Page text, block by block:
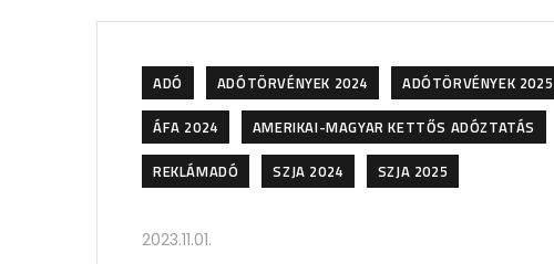
ADÓ ADÓTÖRVÉNYEK 2024 ADÓTÖRVÉNYEK 2025
ÁFA 2024
AMERIKAI-MAGYAR KETTŐS ADÓZTATÁS
REKLÁMADÓ
SZJA 2024 SZJA 2025
2023.11.01.